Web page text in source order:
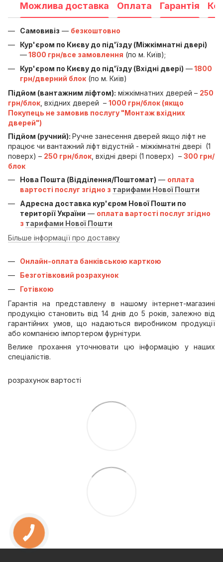
Можлива доставка Оплата Гарантія
Самовивіз — безкоштовно
Кур'єром по Києву до під'їзду (Міжкімнатні двері)
—1800 грн/все замовлення (по м. Київ);
Кур'єром по Києву до під'їзду (Вхідні двері) —1800
грн/дверний блок (по м. Київ)
Підйом (вантажним ліфтом): міжкімнатних дверей – 250
грн/блок , вхідних дверей – 1000 грн/блок (якщо
Покупець не замовив послугу "Монтаж вхідних
дверей")
Підйом (ручний): Ручне занесення дверей якщо ліфт не
працює чи вантажний ліфт відустній - міжкімнатні двері (1
поверх) – 250 грн/блок , вхідні двері (1 поверх) – 300 грн/
блок
Нова Пошта (Відділення/Поштомат) — оплата
вартості послуг згідно з тарифами Нової Пошти
Адресна доставка кур'єром Нової Пошти по
території України — оплата вартості послуг згідно
з тарифами Нової Пошти
Більше інформації про доставку
Онлайн-оплата банківською карткою
Безготівковий розрахунок
Готівкою
Гарантія на представлену в нашому інтернет-магазині
продукцію становить від 14 днів до 5 років, залежно від
гарантійних умов, що надаються виробником продукції
або компанією імпортером фурнітури.
Велике прохання уточнювати цю інформацію у наших
спеціалістів.
розрахунок вартості